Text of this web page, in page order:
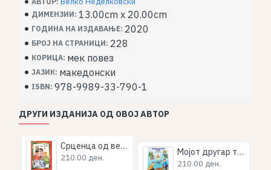
ДИМЕНЗИИ: 13.00cm x 20.00cm
ГОДИНА НА ИЗДАВАЊЕ: 2020
БРОЈ НА СТРАНИЦИ: 228
КОРИЦА: мек повез
ЈАЗИК: македонски
ISBN: 978-9989-33-790-1
ДРУГИ ИЗДАНИЈА ОД ОВОЈ АВТОР
Срценца од ведро “а”
210.00 ден.
Мојот другар тато
210.00 ден.